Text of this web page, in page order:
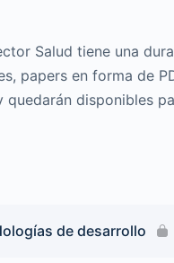
Salud tiene una
papers en forma de
disponibles
de desarrollo